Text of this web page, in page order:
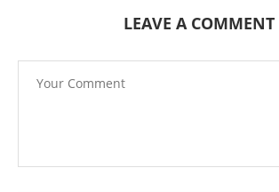
LEAVE A COMMENT